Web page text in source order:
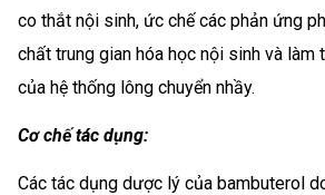
co thắt nội sinh, ức chế các phản ứng
chất trung gian hóa học nội sinh và làm
của hệ thống lông chuyển nhầy.
Cơ chế tác dụng:
Các tác dụng dược lý của bambuterol